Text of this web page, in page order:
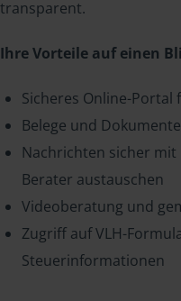
transparent.
Ihre Vorteile auf einen
Sicheres Online-Portal
Belege und
Nachrichten sicher
Berater austauschen
Videoberatung und
Zugriff auf VLH-
Steuerinformationen